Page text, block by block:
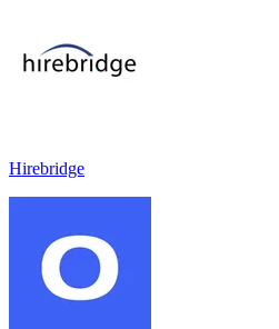
Hirebridge